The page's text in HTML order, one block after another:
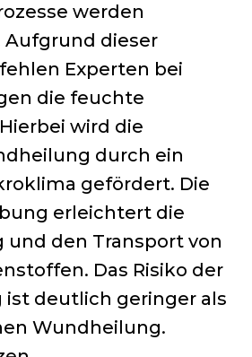
werden
dieser
Experten bei
die feuchte
wird die
durch ein
gefördert. Die
erleichtert die
den Transport von
Das Risiko der
ist deutlich geringer als
Wundheilung.